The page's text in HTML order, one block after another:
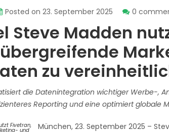
Posted on 23. September 2025 0
Steve Madden
zu
die Datenintegration wichtiger Werbe-,
Reporting und eine optimiert globale
München, 23. September 2025 –